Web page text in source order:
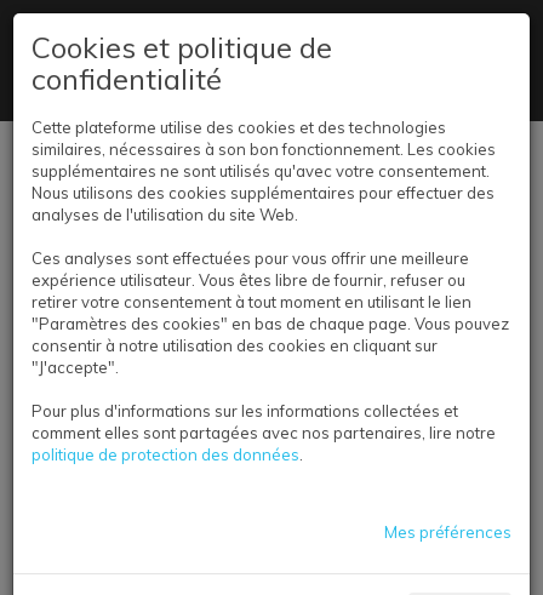
Livraison partout en France
Se connecter
COMMERCE
Cookies et politique de
confidentialité
Cette plateforme utilise des cookies et des technologies
similaires, nécessaires à son bon fonctionnement. Les cookies
supplémentaires ne sont utilisés qu'avec votre consentement.
Nous utilisons des cookies supplémentaires pour effectuer des
analyses de l'utilisation du site Web.
Ces analyses sont effectuées pour vous offrir une meilleure
expérience utilisateur. Vous êtes libre de fournir, refuser ou
retirer votre consentement à tout moment en utilisant le lien
"Paramètres des cookies" en bas de chaque page. Vous pouvez
consentir à notre utilisation des cookies en cliquant sur
"J'accepte".
Pour plus d'informations sur les informations collectées et
comment elles sont partagées avec nos partenaires, lire notre
politique de protection des données
Mes préférences